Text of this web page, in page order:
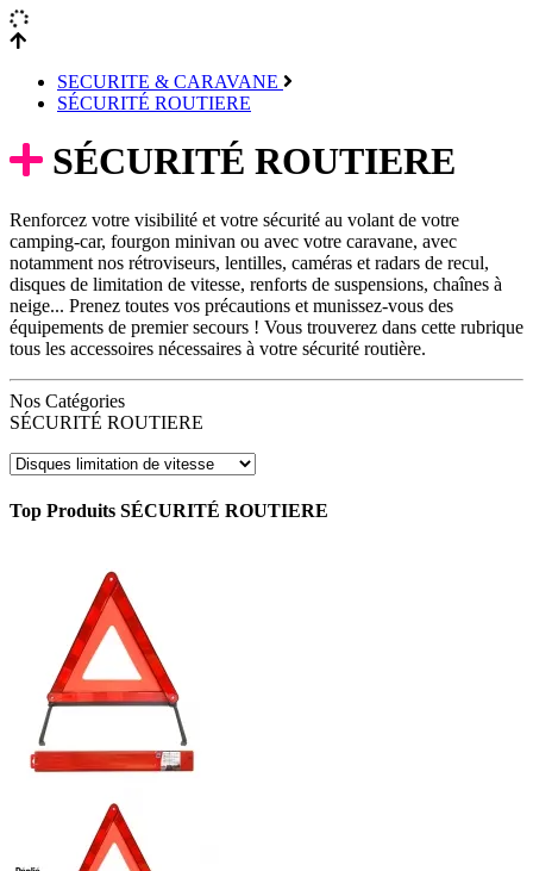
SECURITE & CARAVANE
SÉCURITÉ ROUTIERE
SÉCURITÉ ROUTIERE
Renforcez votre visibilité et votre sécurité au volant de votre
camping-car, fourgon minivan ou avec votre caravane, avec
notamment nos rétroviseurs, lentilles, caméras et radars de recul,
disques de limitation de vitesse, renforts de suspensions, chaînes à
neige... Prenez toutes vos précautions et munissez-vous des
équipements de premier secours ! Vous trouverez dans cette rubrique
tous les accessoires nécessaires à votre sécurité routière.
Nos Catégories
SÉCURITÉ ROUTIERE
Top Produits SÉCURITÉ ROUTIERE